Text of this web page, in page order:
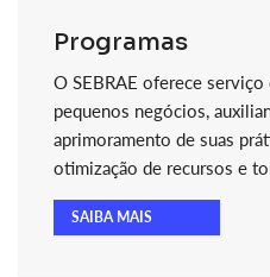
Programas
O SEBRAE oferece
pequenos negócios,
aprimoramento de suas
otimização de recursos e
SAIBA MAIS